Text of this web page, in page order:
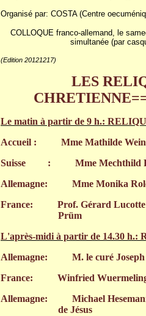
Organisé par: COSTA (Centre
COLLOQUE franco-allemand, le
simultanée (par
(Edition 20121217)
LES
CHRETIENNE
Le matin à partir de 9 h.:
Accueil : Mme Mathilde
Suisse : Mme Mechthild Flury-
Allemagne: Mme Monika Rolef:
France: Prof. Gérard Lucotte:
Prüm
L'après-midi à partir de 14.30
Allemagne: M. le curé Joseph
France: Winfried Wuermeling:
Allemagne: Michael Hesemann:
de Jésus